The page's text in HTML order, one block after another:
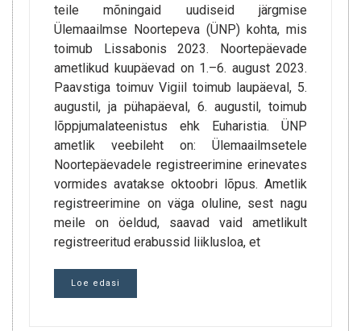
teile mõningaid uudiseid järgmise
Ülemaailmse Noortepeva (ÜNP) kohta, mis
toimub Lissabonis 2023. Noortepäevade
ametlikud kuupäevad on 1.–6. august 2023.
Paavstiga toimuv Vigiil toimub laupäeval, 5.
augustil, ja pühapäeval, 6. augustil, toimub
lõppjumalateenistus ehk Euharistia. ÜNP
ametlik veebileht on: Ülemaailmsetele
Noortepäevadele registreerimine erinevates
vormides avatakse oktoobri lõpus. Ametlik
registreerimine on väga oluline, sest nagu
meile on öeldud, saavad vaid ametlikult
registreeritud erabussid liiklusloa, et
Loe edasi